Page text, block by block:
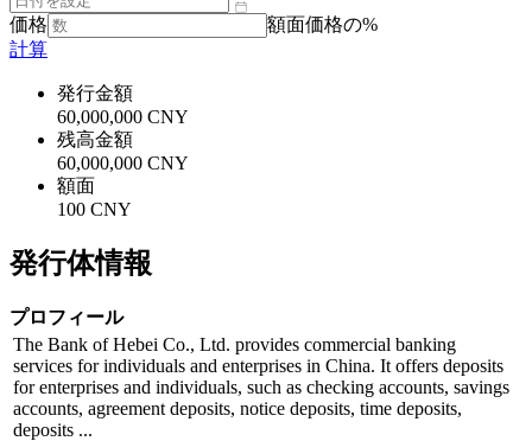
価格
額面価格の%
計算
発行金額
60,000,000 CNY
残高金額
60,000,000 CNY
額面
100 CNY
発行体情報
プロフィール
The Bank of Hebei Co., Ltd. provides commercial banking
services for individuals and enterprises in China. It offers deposits
for enterprises and individuals, such as checking accounts, savings
accounts, agreement deposits, notice deposits, time deposits,
deposits ...